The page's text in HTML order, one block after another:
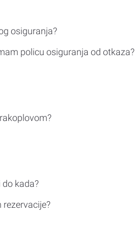
osiguranja?
policu osiguranja od otkaza?
kada?